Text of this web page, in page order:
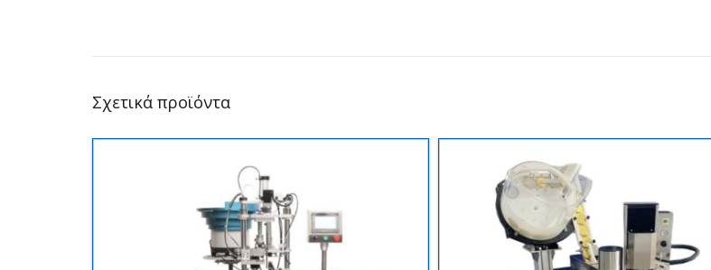
Σχετικά προϊόντα